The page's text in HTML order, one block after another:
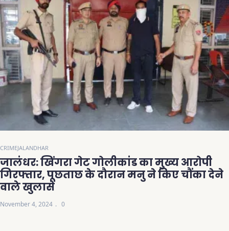
CRIMEJALANDHAR
जालंधर: खिंगरा गेट गोलीकांड का मुख्य आरोपी
गिरफ्तार, पूछताछ के दौरान मनु ने किए चौंका देने
वाले खुलासे
November 4, 2024 0